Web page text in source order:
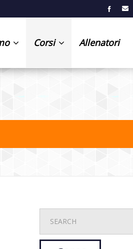
Corsi Allenatori